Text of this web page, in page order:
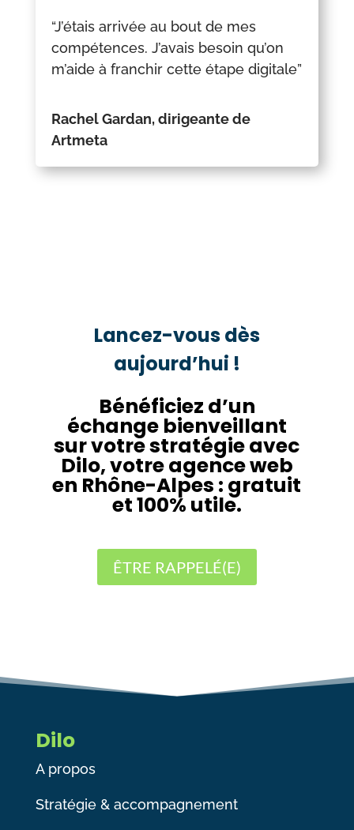
“J’étais arrivée au bout de mes
compétences. J’avais besoin qu’on
m’aide à franchir cette étape digitale”
Rachel Gardan, dirigeante de
Artmeta
Lancez-vous dès
aujourd’hui !
Bénéficiez d’un
échange bienveillant
sur votre stratégie avec
Dilo, votre agence web
en Rhône-Alpes : gratuit
et 100% utile.
ÊTRE RAPPELÉ(E)
Dilo
A propos
Stratégie & accompagnement